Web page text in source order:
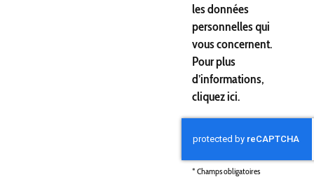
les données
personnelles qui
vous concernent.
Pour plus
d’informations,
cliquezici.
* Champs obligatoires